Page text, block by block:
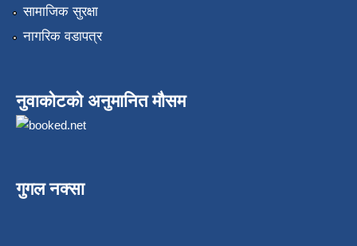
सामाजिक सुरक्षा
नागरिक वडापत्र
नुवाकोटको अनुमानित मौसम
गुगल नक्सा